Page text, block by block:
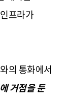
프라가
의 통화에서
거점을 둔